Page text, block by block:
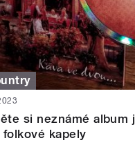
si neznámé album
folkové kapely